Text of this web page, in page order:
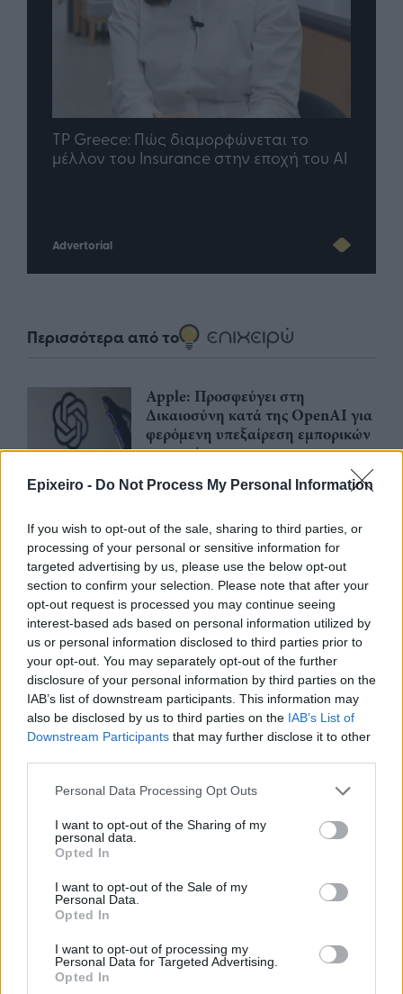
Epixeiro - Do Not Process My Personal Information
If you wish to opt-out of the sale, sharing to third parties, or
processing of your personal or sensitive information for
targeted advertising by us, please use the below opt-out
section to confirm your selection. Please note that after your
opt-out request is processed you may continue seeing
interest-based ads based on personal information utilized by
us or personal information disclosed to third parties prior to
your opt-out. You may separately opt-out of the further
disclosure of your personal information by third parties on the
IAB’s list of downstream participants. This information may
also be disclosed by us to third parties on the IAB’s List of
Downstream Participants that may further disclose it to other
Personal Data Processing Opt Outs
I want to opt-out of the Sharing of my
personal data.
Opted In
I want to opt-out of the Sale of my
Personal Data.
Opted In
I want to opt-out of processing my
Personal Data for Targeted Advertising.
Opted In
TP Greece: Πώς διαμορφώνεται το
μέλλον του Insurance στην εποχή του AI
Advertorial
Περισσότερα από το
Apple: Προσφεύγει στη
Δικαιοσύνη κατά της OpenAI για
φερόμενη υπεξαίρεση εμπορικών
μυστικών
06/08/26 16:09
αυτοκινητοβιομηχανία: Μαζικές
περικοπές σε managers από
Volkswagen, Porsche και BMW
04/08/26
«Πράσινο φως» από την Κομισιόν
για τη διαπίστευση του Ελληνικού
Οργανισμού Πληρωμών
03/08/26|11:10
τρίμηνο, ξεπερνώντας τις
30/07/26|16:27
συνεργάζονται ώστε να φέρουν
30/07/26|15:43